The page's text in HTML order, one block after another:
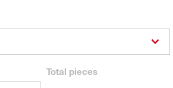
Total pieces